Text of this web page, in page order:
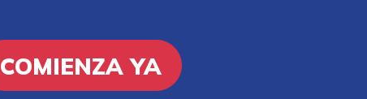
COMIENZA YA